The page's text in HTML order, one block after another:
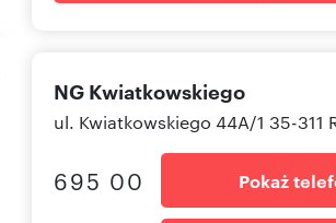
NG Kwiatkowskiego
ul. Kwiatkowskiego 44A/1 35-311
695 00 Pokaż